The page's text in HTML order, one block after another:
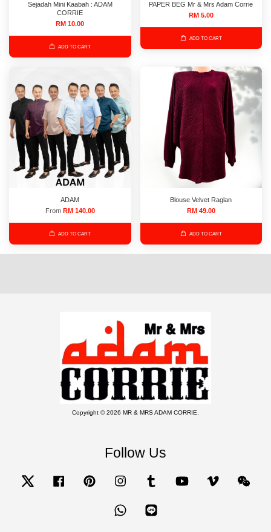
Sejadah Mini Kaabah : ADAM
CORRIE
RM 10.00
ADD TO CART
PAPER BEG Mr & Mrs Adam Corrie
RM 5.00
ADD TO CART
ADAM
From RM 140.00
ADD TO CART
Blouse Velvet Raglan
RM 49.00
ADD TO CART
Copyright © 2026 MR & MRS ADAM CORRIE.
Follow Us
Twitter Facebook Pinterest Instagram Tumblr YouTube Vimeo
Whatsapp